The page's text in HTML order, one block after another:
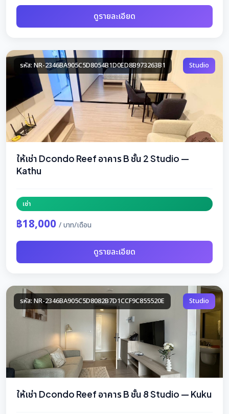
ดูรายละเอียด
รหัส: NR-2346BA905C5D8054B1D0ED8B973263B1 Studio
ให้เช่า Dcondo Reef อาคาร B ชั้น 2 Studio —
Kathu
เช่า
฿18,000 / บาท/เดือน
ดูรายละเอียด
รหัส: NR-2346BA905C5D8082B7D1CCF9C855520E Studio
ให้เช่า Dcondo Reef อาคาร B ชั้น 8 Studio — Kuku